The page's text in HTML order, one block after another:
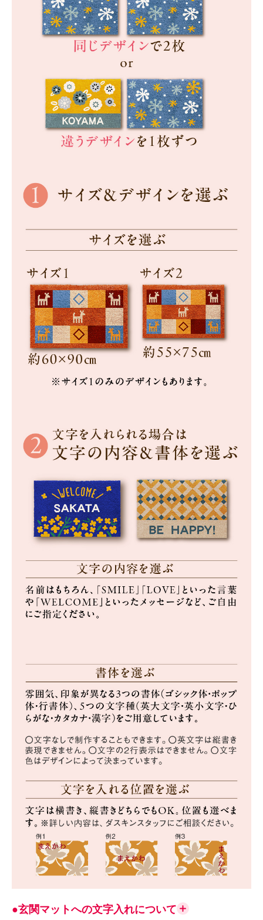
●玄関マットへの文字入れについて